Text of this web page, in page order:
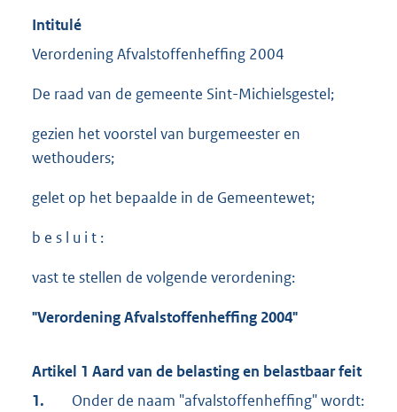
Intitulé
Verordening Afvalstoffenheffing 2004
De raad van de gemeente Sint-Michielsgestel;
gezien het voorstel van burgemeester en
wethouders;
gelet op het bepaalde in de Gemeentewet;
b e s l u i t :
vast te stellen de volgende verordening:
"Verordening Afvalstoffenheffing 2004"
Artikel 1 Aard van de belasting en belastbaar feit
1.
Onder de naam "afvalstoffenheffing" wordt: